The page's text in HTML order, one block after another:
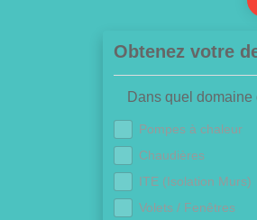
Obtenez votre
Dans quel
Pompes à chaleur
Chaudières
ITE (Isolation Murs)
Volets / Fenêtres